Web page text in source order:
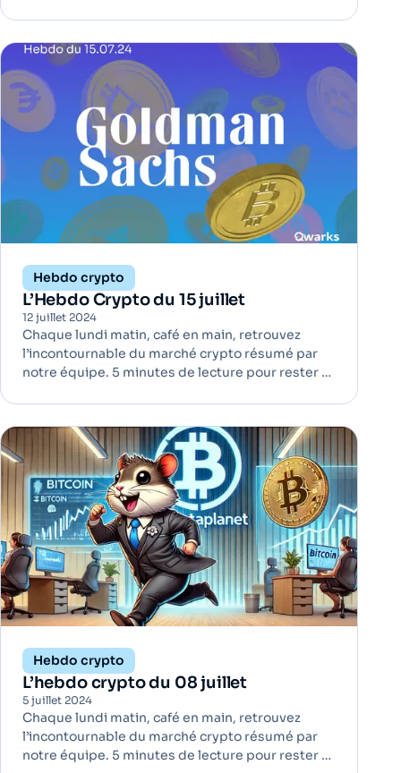
vente de ses bitcoins | Adoption Depuis mi-juin,
le gouvernement allemand a liquidé une grande
partie de ses bitco
Hebdo crypto
L’Hebdo Crypto du 15 juillet
12 juillet 2024
Chaque lundi matin, café en main, retrouvez
l’incontournable du marché crypto résumé par
notre équipe. 5 minutes de lecture pour rester à
des fonds tokenisés | Bitcoin Goldman Sachs a
annoncé le lancement de trois fonds tokenisés
d'ici la fin de…
Hebdo crypto
L’hebdo crypto du 08 juillet
5 juillet 2024
Chaque lundi matin, café en main, retrouvez
l’incontournable du marché crypto résumé par
notre équipe. 5 minutes de lecture pour rester à